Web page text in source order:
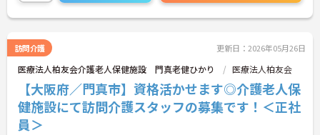
訪問介護 更新日：2026年05月26日
医療法人柏友会介護老人保健施設 門真老健ひかり 医療法人柏友会
【大阪府／門真市】資格活かせます◎介護老人保
健施設にて訪問介護スタッフの募集です！＜正社
員＞